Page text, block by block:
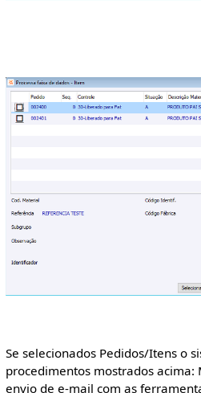
Se selecionados Pedidos/Itens o
procedimentos mostrados
envio de e-mail com as